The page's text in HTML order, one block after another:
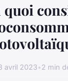
quoi
avril 2023•2 min